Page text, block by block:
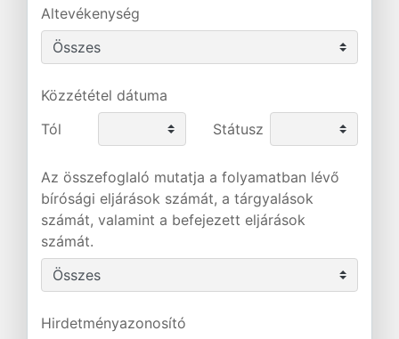
Altevékenység
Közzététel dátuma
Tól
Státusz
Az összefoglaló mutatja a folyamatban lévő
bírósági eljárások számát, a tárgyalások
számát, valamint a befejezett eljárások
számát.
Hirdetményazonosító